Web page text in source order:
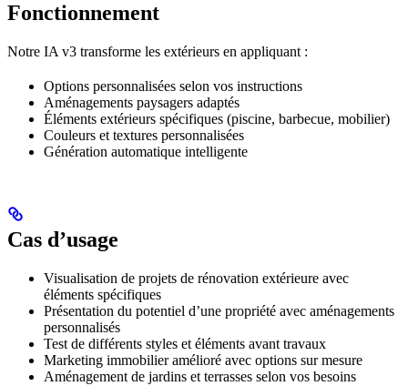
Fonctionnement
Notre IA v3 transforme les extérieurs en appliquant :
Options personnalisées selon vos instructions
Aménagements paysagers adaptés
Éléments extérieurs spécifiques (piscine, barbecue, mobilier)
Couleurs et textures personnalisées
Génération automatique intelligente
Cas d’usage
Visualisation de projets de rénovation extérieure avec
éléments spécifiques
Présentation du potentiel d’une propriété avec aménagements
personnalisés
Test de différents styles et éléments avant travaux
Marketing immobilier amélioré avec options sur mesure
Aménagement de jardins et terrasses selon vos besoins